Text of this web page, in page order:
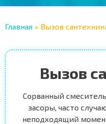
Главная » Вызов
Вызов
Сорванный
засоры, часто
неподходящий